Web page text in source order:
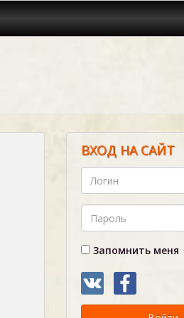
ВХОД НА САЙТ
Запомнить меня